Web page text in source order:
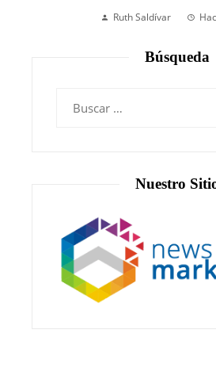
Ruth Saldívar
Búsqueda
Nuestro